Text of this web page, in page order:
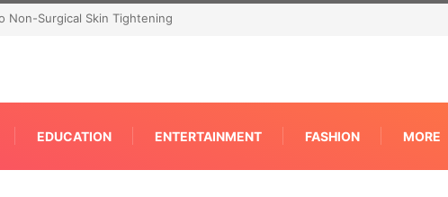
IPC Generation
EDUCATION ENTERTAINMENT FASHION MORE